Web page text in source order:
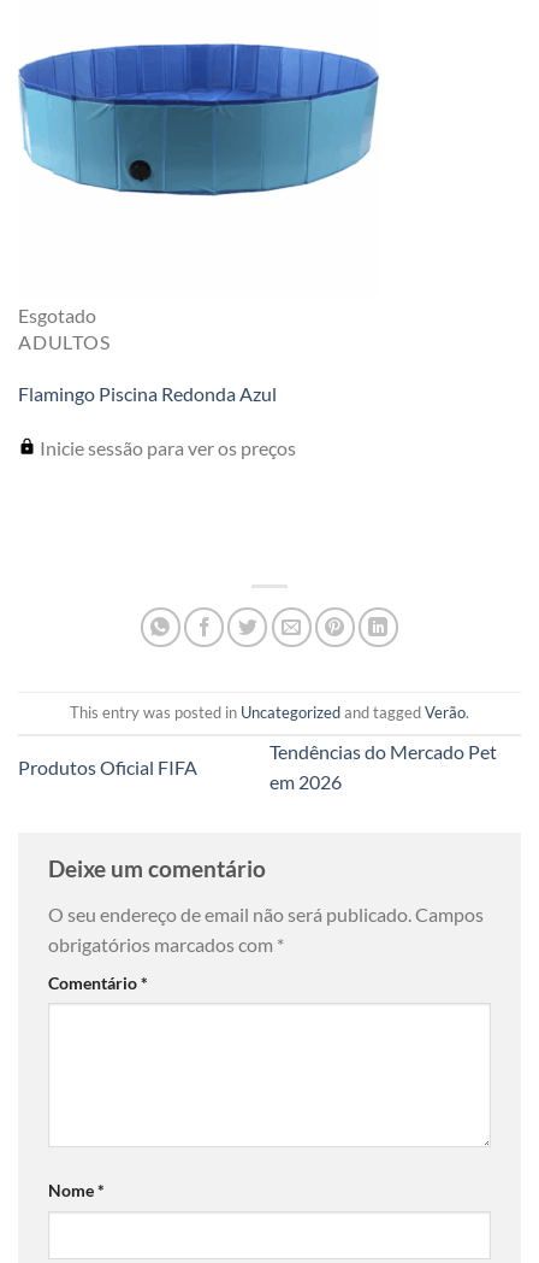
Esgotado
ADULTOS
Flamingo Piscina Redonda Azul
Inicie sessão para ver os preços
This entry was posted in Uncategorizedand taggedVerão.
Produtos Oficial FIFA
Tendências do Mercado Pet
em 2026
Deixe um comentário
O seu endereço de email não será publicado. Campos
obrigatórios marcados com *
Comentário*
Nome*